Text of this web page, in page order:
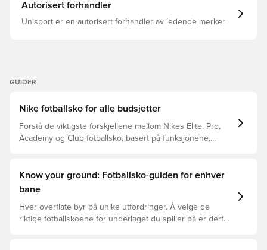
Knottene på disse skoene er utskiftbare Dette er en
fotballsko med SG-knotter for myke underlag, dvs. våte
Autorisert forhandler
Unisport er en autorisert forhandler av ledende merker
GUIDER
Nike fotballsko for alle budsjetter
Forstå de viktigste forskjellene mellom Nikes Elite, Pro,
Academy og Club fotballsko, basert på funksjonene,
Know your ground: Fotballsko-guiden for enhver
bane
Hver overflate byr på unike utfordringer. Å velge de
riktige fotballskoene for underlaget du spiller på er derfor